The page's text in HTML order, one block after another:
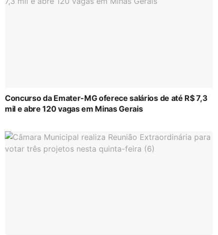
Concurso da Emater-MG oferece salários de até R$ 7,3
mil e abre 120 vagas em Minas Gerais